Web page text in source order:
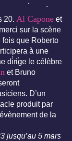
20. Al Capone et
sur la scène
fois que Roberto
à une
dirige le célèbre
et Bruno
D’un
produit par
de la
jusqu’au 5 mars